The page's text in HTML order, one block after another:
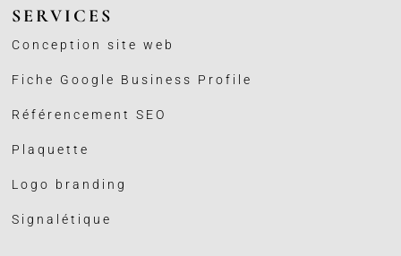
SERVICES
Conception site web
Fiche Google Business Profile
Référencement SEO
Plaquette
Logo branding
Signalétique